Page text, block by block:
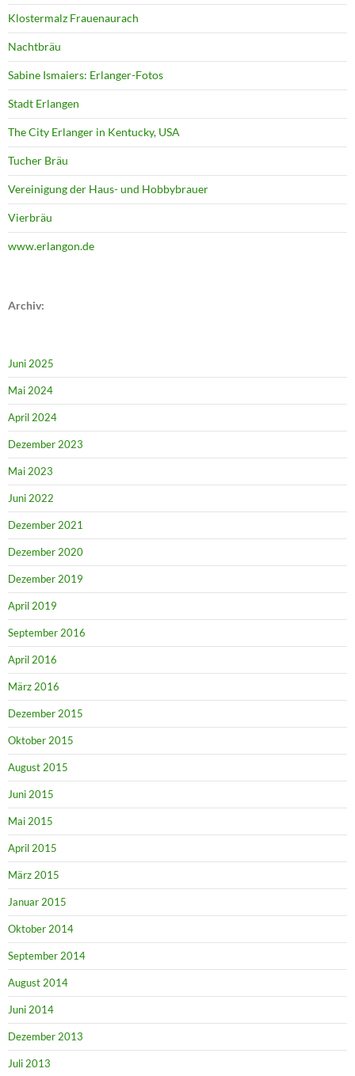
Klostermalz Frauenaurach
Nachtbräu
Sabine Ismaiers: Erlanger-Fotos
Stadt Erlangen
The City Erlanger in Kentucky, USA
Tucher Bräu
Vereinigung der Haus- und Hobbybrauer
Vierbräu
www.erlangon.de
Archiv:
Juni 2025
Mai 2024
April 2024
Dezember 2023
Mai 2023
Juni 2022
Dezember 2021
Dezember 2020
Dezember 2019
April 2019
September 2016
April 2016
März 2016
Dezember 2015
Oktober 2015
August 2015
Juni 2015
Mai 2015
April 2015
März 2015
Januar 2015
Oktober 2014
September 2014
August 2014
Juni 2014
Dezember 2013
Juli 2013